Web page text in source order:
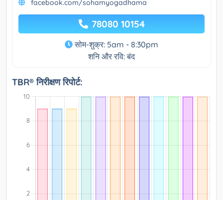
facebook.com/sohamyogadhama
78080 10154
सोम-शुक्र: 5am - 8:30pm
शनि और रवि: बंद
TBR® निरीक्षण रिपोर्ट: